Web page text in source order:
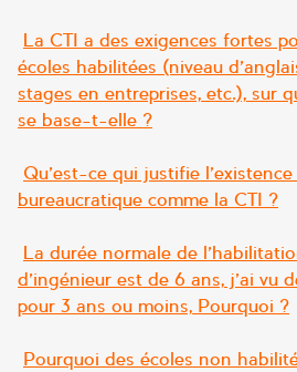
La CTI a des exigences fortes
écoles habilitées (niveau
stages en entreprises, etc.), sur
se base-t-elle ?
Qu’est-ce qui justifie
bureaucratique comme la CTI ?
La durée normale de
d’ingénieur est de 6 ans, j’ai vu
pour 3 ans ou moins, Pourquoi ?
Pourquoi des écoles non